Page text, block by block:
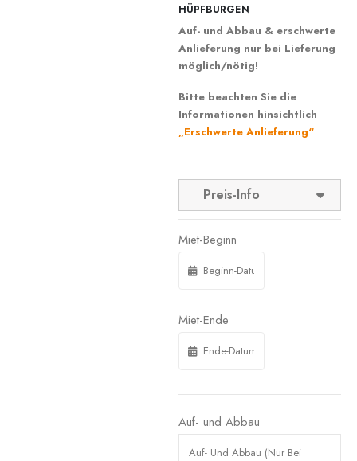
ÜPFBURGEN
Auf- und Abbau & erschwerte
Anlieferung nur bei Lieferung
möglich/nötig!
Bitte beachten Sie die
Informationen hinsichtlich
„Erschwerte Anlieferung“
Preis-Info
Miet-Beginn
Miet-Ende
Auf- und Abbau
Auf- Und Abbau (Nur Bei